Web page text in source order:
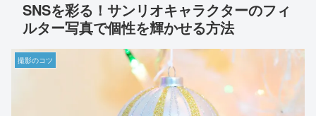
SNSを彩る！サンリオキャラクターのフィ
ルター写真で個性を輝かせる方法
撮影のコツ